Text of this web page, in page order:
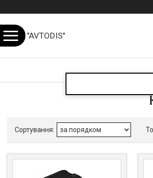
"AVTODIS"